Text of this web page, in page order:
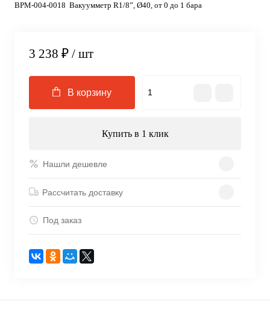
ВРМ-004-0018 Вакуумметр R1/8”, Ø40, от 0 до 1 бара
3 238 ₽ / шт
В корзину
Купить в 1 клик
Нашли дешевле
Рассчитать доставку
Под заказ